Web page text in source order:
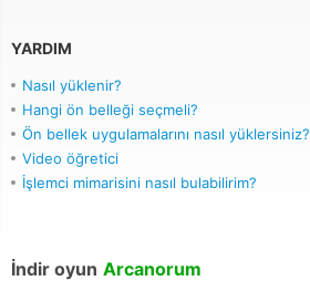
YARDIM
Nasıl yüklenir?
Hangi ön belleği seçmeli?
Ön bellek uygulamalarını nasıl yüklersiniz?
Video öğretici
İşlemci mimarisini nasıl bulabilirim?
İndir oyun Arcanorum